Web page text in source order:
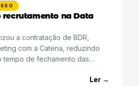
recrutamento na Data
a contratação de BDR,
com a Catena, reduzindo
tempo de fechamento das
Ler →